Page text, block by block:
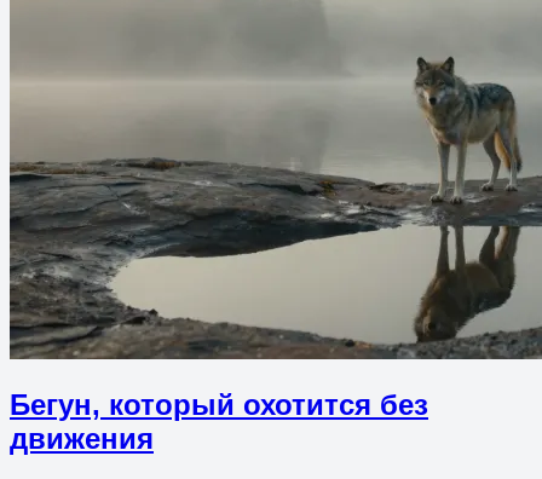
Бегун, который охотится без
движения